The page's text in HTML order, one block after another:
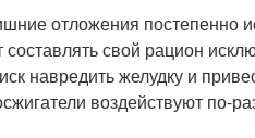
отложения постепенно
свой рацион
навредить желудку и
воздействуют по-